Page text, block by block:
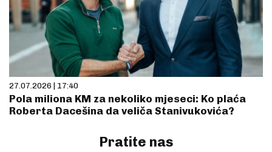
27.07.2026 | 17:40
Pola miliona KM za nekoliko mjeseci: Ko plaća
Roberta Dacešina da veliča Stanivukovića?
Pratite nas